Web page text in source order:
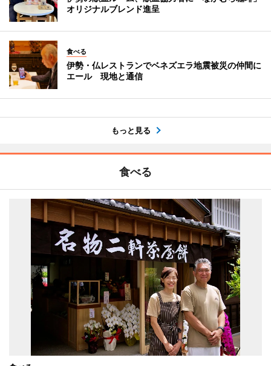
オリジナルブレンド進呈
食べる
伊勢・仏レストランでベネズエラ地震被災の仲間に
エール 現地と通信
もっと見る
食べる